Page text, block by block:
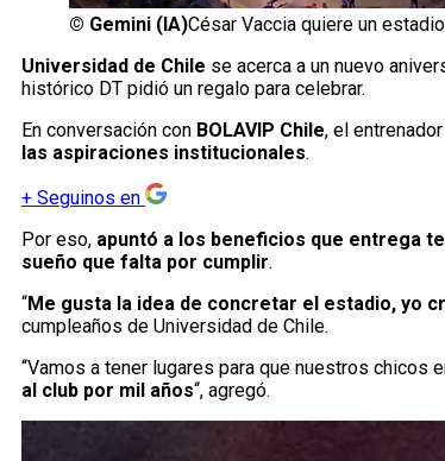
© Gemini (IA)César Vaccia quiere un
Universidad de Chile se acerca a un nuevo
histórico DT pidió un regalo para celebrar.
En conversación con BOLAVIP Chile, el
las aspiraciones institucionales.
+ Seguinos en
Por eso, apuntó a los beneficios que entrega
sueño que falta por cumplir.
“Me gusta la idea de concretar el estadio, yo
cumpleaños de Universidad de Chile.
“Vamos a tener lugares para que nuestros chicos
al club por mil años“, agregó.